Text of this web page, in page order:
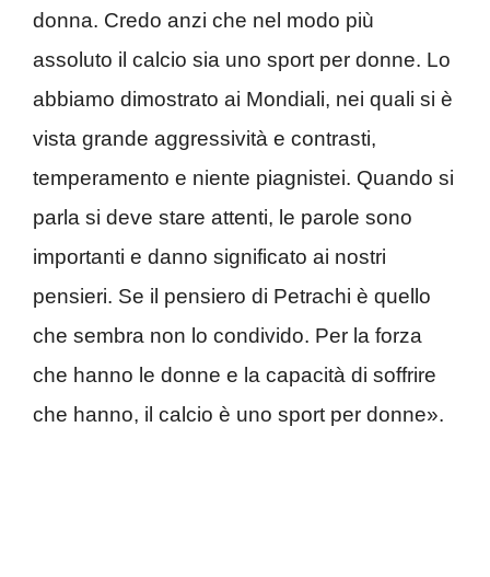
donna. Credo anzi che nel modo più
assoluto il calcio sia uno sport per donne. Lo
abbiamo dimostrato ai Mondiali, nei quali si è
vista grande aggressività e contrasti,
temperamento e niente piagnistei. Quando si
parla si deve stare attenti, le parole sono
importanti e danno significato ai nostri
pensieri. Se il pensiero di Petrachi è quello
che sembra non lo condivido. Per la forza
che hanno le donne e la capacità di soffrire
che hanno, il calcio è uno sport per donne».